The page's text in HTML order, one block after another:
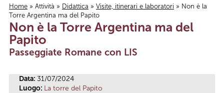
Tu sei qui
Home » Attività » Didattica » Visite, itinerari e laboratori » Non è la
Torre Argentina ma del Papito
Non è la Torre Argentina ma del
Papito
Passeggiate Romane con LIS
Data: 31/07/2024
Luogo: La torre del Papito